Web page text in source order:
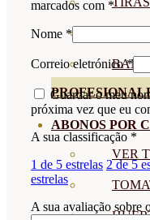
ABONOS POR
VER
marcados com *
Nome *
Correio eletrónico*
Guardar o meu
próxima vez que eu
A sua classificação *
1 de 5 estrelas 2 de 5
estrelas
A sua avaliação sobre